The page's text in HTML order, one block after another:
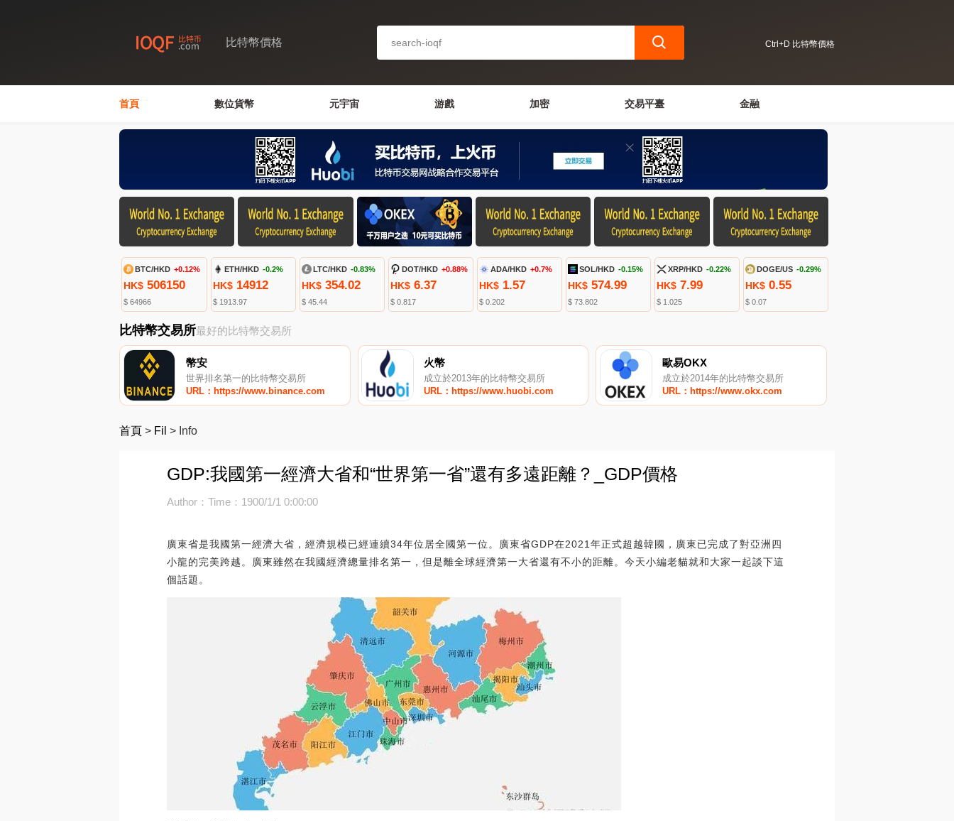
比特幣價格 Ctrl+D 比特幣價格
首頁 數位貨幣 元宇宙 游戲 加密 交易平臺 金融
BTC/HKD +0.12%
HK$ 506150
$ 64966
ETH/HKD -0.2%
HK$14912
$ 1913.97
LTC/HKD -0.83%
HK$354.02
$ 45.44
DOT/HKD +0.88%
HK$6.37
$ 0.817
ADA/HKD +0.7%
HK$1.57
$ 0.202
SOL/HKD -0.15%
HK$ 574.99
$ 73.802
XRP/HKD -0.22%
HK$ 7.99
$ 1.025
DOGE/US -0.29%
HK$ 0.55
$ 0.07
比特幣交易所最好的比特幣交易所
幣安
世界排名第一的比特幣交易所
URL：https://www.binance.com
火幣
成立於2013年的比特幣交易所
URL：https://www.huobi.com
歐易OKX
成立於2014年的比特幣交易所
URL：https://www.okx.com
首頁 > Fil > Info
GDP:我國第一經濟大省和“世界第一省”還有多遠距離？_GDP價格
Author：Time：1900/1/1 0:00:00
廣東省是我國第一經濟大省，經濟規模已經連續34年位居全國第一位。廣東省GDP在2021年正式超越韓國，廣東已完成了對亞洲四
小龍的完美跨越。廣東雖然在我國經濟總量排名第一，但是離全球經濟第一大省還有不小的距離。今天小編老貓就和大家一起談下這
個話題。